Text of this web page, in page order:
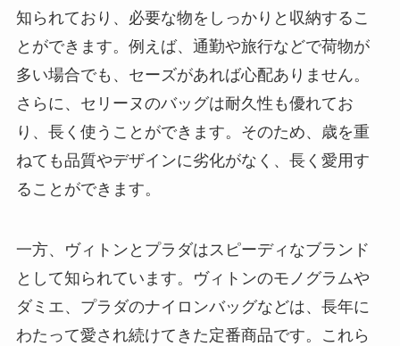
知られており、必要な物をしっかりと収納するこ
とができます。例えば、通勤や旅行などで荷物が
多い場合でも、セーズがあれば心配ありません。
さらに、セリーヌのバッグは耐久性も優れてお
り、長く使うことができます。そのため、歳を重
ねても品質やデザインに劣化がなく、長く愛用す
ることができます。
一方、ヴィトンとプラダはスピーディなブランド
として知られています。ヴィトンのモノグラムや
ダミエ、プラダのナイロンバッグなどは、長年に
わたって愛され続けてきた定番商品です。これら